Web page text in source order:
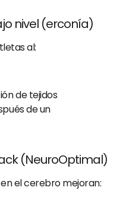
nivel (erconía)
al:
de tejidos
de un
(NeuroOptimal)
el cerebro mejoran: